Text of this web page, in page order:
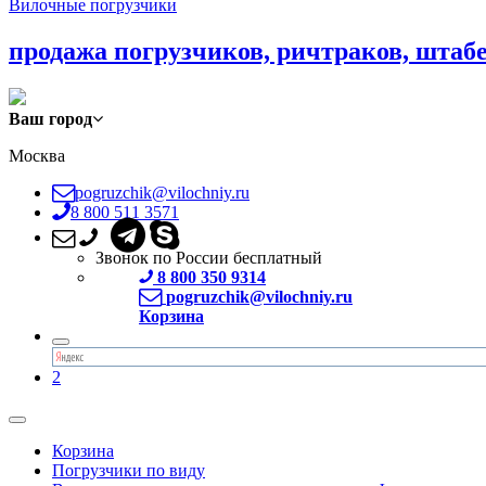
Вилочные погрузчики
продажа погрузчиков, ричтраков,
Ваш город
Москва
pogruzchik@vilochniy.ru
8 800 511 3571
Звонок по России бесплатный
8 800 350 9314
pogruzchik@vilochniy.ru
Корзина
2
Корзина
Погрузчики по виду